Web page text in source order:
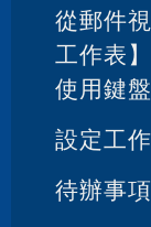
從郵件
工作表
使用鍵
設定工
待辦事